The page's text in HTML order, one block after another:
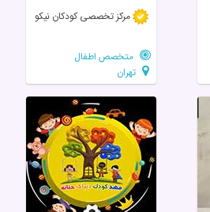
مرکز تخصصی‌ کودکان‌ نیکو
متخصص اطفال
تهران